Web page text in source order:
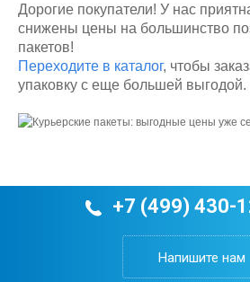
Дорогие покупатели! У нас
снижены цены на большинство
пакетов!
Переходите в каталог, чтобы
упаковку с еще большей выгодой.
+7 (499) 430-
Напишите нам